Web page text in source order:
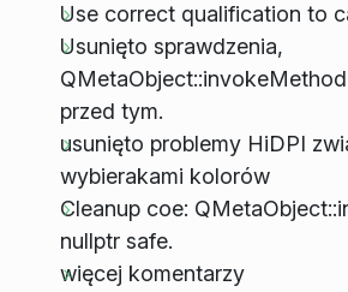
Use correct qualification to
Usunięto sprawdzenia,
przed tym.
usunięto problemy HiDPI
wybierakami kolorów
Cleanup coe:
nullptr safe.
więcej komentarzy